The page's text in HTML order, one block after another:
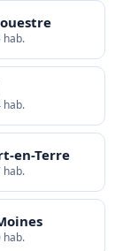
hab.
hab.
en-Terre
hab.
hab.